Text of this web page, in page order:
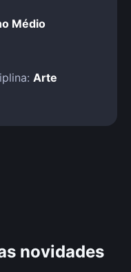
Médio
Arte
novidades